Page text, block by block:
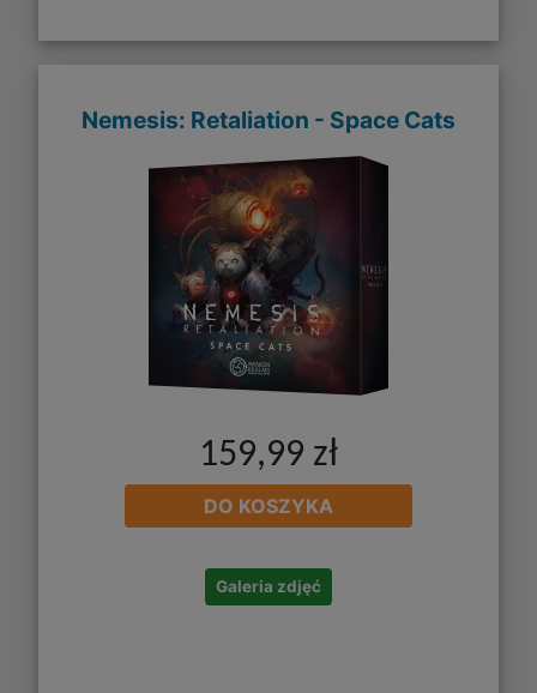
Nemesis: Retaliation - Space Cats
159,99 zł
DO KOSZYKA
Galeria zdjęć